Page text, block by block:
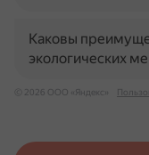
Каковы
экологических
© 2026 ООО «Яндекс»